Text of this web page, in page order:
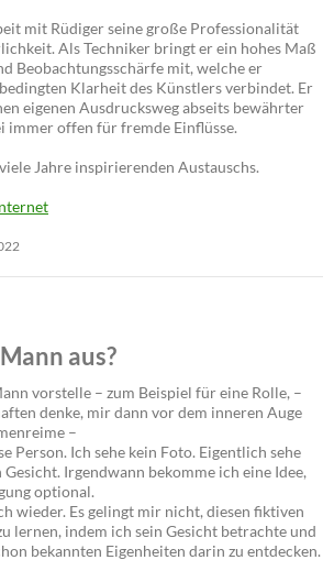
mit Rüdiger seine große Professionalität
Als Techniker bringt er ein hohes Maß
Beobachtungsschärfe mit, welche er
Klarheit des Künstlers verbindet. Er
eigenen Ausdrucksweg abseits bewährter
immer offen für fremde Einflüsse.
Jahre inspirierenden Austauschs.
aus?
vorstelle – zum Beispiel für eine Rolle, –
denke, mir dann vor dem inneren Auge
–
Person. Ich sehe kein Foto. Eigentlich sehe
Irgendwann bekomme ich eine Idee,
optional.
wieder. Es gelingt mir nicht, diesen fiktiven
lernen, indem ich sein Gesicht betrachte und
bekannten Eigenheiten darin zu entdecken.